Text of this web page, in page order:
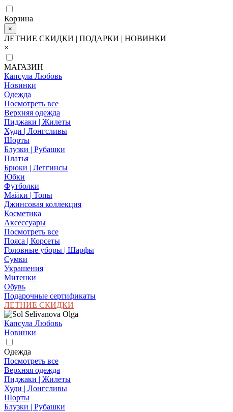
Корзина
×
ЛЕТНИЕ СКИДКИ | ПОДАРКИ | НОВИНКИ
×
МАГАЗИН
Капсула Любовь
Новинки
Одежда
Посмотреть все
Верхняя одежда
Пиджаки | Жилеты
Худи | Лонгсливы
Шорты
Блузки | Рубашки
Платья
Брюки | Леггинсы
Юбки
Футболки
Майки | Топы
Джинсовая коллекция
Косметика
Аксессуары
Посмотреть все
Пояса | Корсеты
Головные уборы | Шарфы
Сумки
Украшения
Митенки
Обувь
Подарочные сертификаты
ЛЕТНИЕ СКИДКИ
Капсула Любовь
Новинки
Одежда
Посмотреть все
Верхняя одежда
Пиджаки | Жилеты
Худи | Лонгсливы
Шорты
Блузки | Рубашки